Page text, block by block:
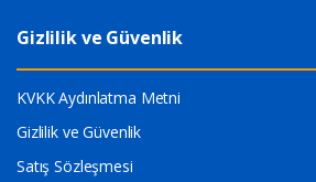
Gizlilik ve Güvenlik
KVKK Aydınlatma Metni
Gizlilik ve Güvenlik
Satış Sözleşmesi